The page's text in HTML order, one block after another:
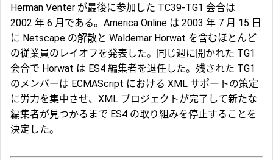
Herman Venter が最後に参加した TC39-TG1 会合は
2002 年 6 月である。America Online は 2003 年 7 月 15 日
に Netscape の解散と Waldemar Horwat を含むほとんど
の従業員のレイオフを発表した。同じ週に開かれた TG1
会合で Horwat は ES4 編集者を退任した。残された TG1
のメンバーは ECMAScript における XML サポートの策定
に労力を集中させ、XML プロジェクトが完了して新たな
編集者が見つかるまで ES4 の取り組みを停止することを
決定した。